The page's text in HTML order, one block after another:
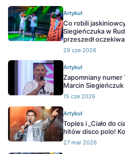
Artykuł
Co robili
Siegieńczuka w
przeszedł
29 cze 2026
Artykuł
Zapomniany numer
Marcin Siegieńczuk
15 cze 2026
Artykuł
Toples i „Ciało do
hitów disco polo!
27 mar 2026